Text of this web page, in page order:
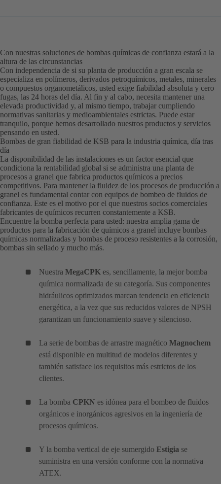
Con nuestras soluciones de bombas químicas de confianza estará a la
altura de las circunstancias
Con independencia de si su planta de producción a gran escala se
especializa en polímeros, derivados petroquímicos, metales, minerales
o compuestos organometálicos, usted exige fiabilidad absoluta y cero
fugas, las 24 horas del día. Al fin y al cabo, necesita mantener una
elevada productividad y, al mismo tiempo, trabajar cumpliendo
normativas sanitarias y medioambientales estrictas. Puede estar
tranquilo, porque hemos desarrollado nuestros productos y servicios
pensando en usted.
Bombas de gran fiabilidad de KSB para la industria química, día tras
día
La disponibilidad de las instalaciones es un factor esencial que
condiciona la rentabilidad global si se administra una planta de
procesos a granel que fabrica productos químicos a precios
competitivos. Para mantener la fluidez de los procesos de producción a
granel es fundamental contar con equipos de bombeo de fluidos de
confianza. Este es el motivo por el que nuestros socios comerciales
fabricantes de químicos recurren constantemente a KSB.
Encuentre la bomba perfecta para usted: nuestra amplia gama de
productos para la fabricación de químicos a granel incluye bombas
químicas normalizadas y bombas de proceso resistentes a la corrosión,
bombas sin sellado y mucho más.
Nuestra MegaCPK es, sencillamente, la mejor bomba
química normalizada de su categoría. Sus componentes
hidráulicos optimizados marcan tendencia en eficiencia
energética, a la vez que sus reducidos valores de NPSH
garantizan un funcionamiento suave y silencioso.
La serie de bombas de arrastre magnético Magnochem
está disponible en multitud de modelos diferentes y
también satisface los requisitos más estrictos de los
clientes.
La bomba CPKN es idónea para el bombeo de fluidos
orgánicos e inorgánicos agresivos en la ingeniería de
procesos químicos.
Y la bomba vertical de eje sumergido Estigia se
suministra en una versión conforme con la normativa
ATEX.